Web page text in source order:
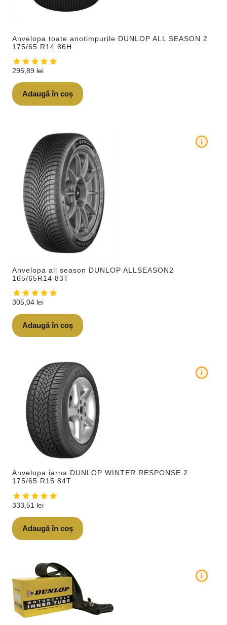
Anvelopa toate anotimpurile DUNLOP ALL SEASON 2
175/65 R14 86H
295,89 lei
Adaugă în coș
Anvelopa all season DUNLOP ALLSEASON2
165/65R14 83T
i
305,04 lei
Adaugă în coș
Anvelopa iarna DUNLOP WINTER RESPONSE 2
175/65 R15 84T
i
333,51 lei
Adaugă în coș
i